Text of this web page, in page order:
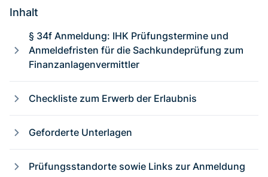
Inhalt
§ 34f Anmeldung: IHK Prüfungstermine und
Anmeldefristen für die Sachkundeprüfung zum
Finanzanlagenvermittler
Checkliste zum Erwerb der Erlaubnis
Geforderte Unterlagen
Prüfungsstandorte sowie Links zur Anmeldung​